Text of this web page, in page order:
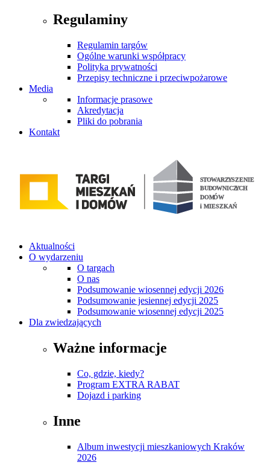
Regulaminy
Regulamin targów
Ogólne warunki współpracy
Polityka prywatności
Przepisy techniczne i przeciwpożarowe
Media
Informacje prasowe
Akredytacja
Pliki do pobrania
Kontakt
Aktualności
O wydarzeniu
O targach
O nas
Podsumowanie wiosennej edycji 2026
Podsumowanie jesiennej edycji 2025
Podsumowanie wiosennej edycji 2025
Dla zwiedzających
Ważne informacje
Co, gdzie, kiedy?
Program EXTRA RABAT
Dojazd i parking
Inne
Album inwestycji mieszkaniowych Kraków
2026